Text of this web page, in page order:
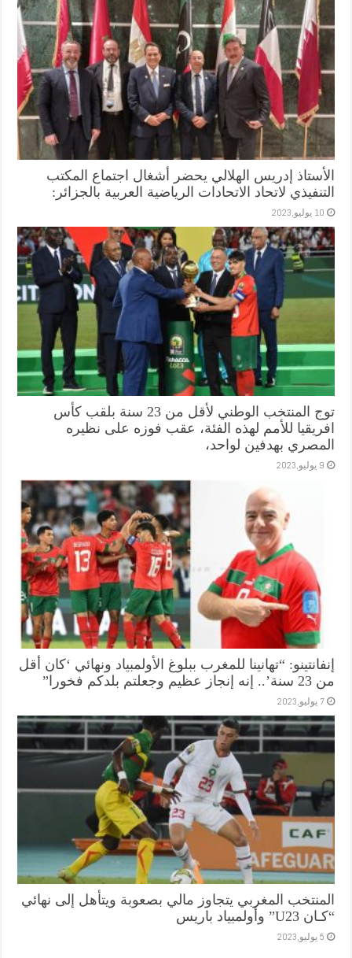
الأستاذ إدريس الهلالي يحضر أشغال اجتماع المكتب
التنفيذي لاتحاد الاتحادات الرياضية العربية بالجزائر:
10 يوليو,2023
توج المنتخب الوطني لأقل من 23 سنة بلقب كأس
افريقيا للأمم لهذه الفئة، عقب فوزه على نظيره
المصري بهدفين لواحد،
9 يوليو,2023
إنفانتينو: “تهانينا للمغرب ببلوغ الأولمبياد ونهائي ‘كان أقل
من 23 سنة’.. إنه إنجاز عظيم وجعلتم بلدكم فخورا”
7 يوليو,2023
المنتخب المغربي يتجاوز مالي بصعوبة ويتأهل إلى نهائي
“كـان U23” وأولمبياد باريس
5 يوليو,2023